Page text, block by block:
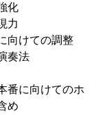
化
力
向けての調整
奏法
番に向けてのホ
め